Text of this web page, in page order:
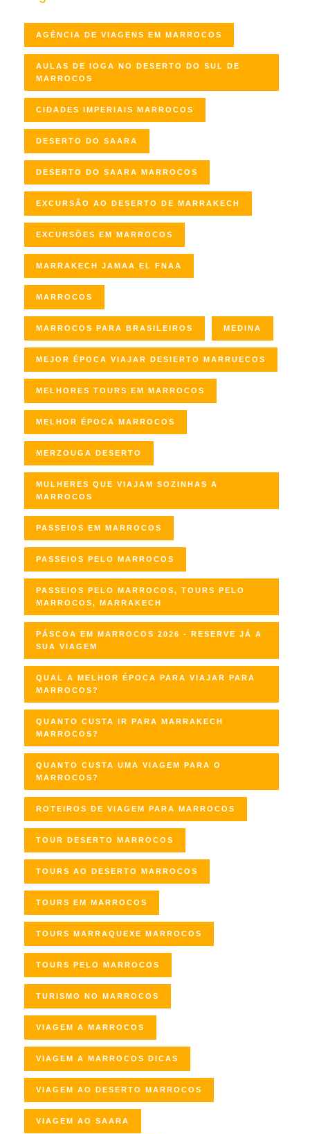
AGÊNCIA DE VIAGENS EM MARROCOS
AULAS DE IOGA NO DESERTO DO SUL DE
MARROCOS
CIDADES IMPERIAIS MARROCOS
DESERTO DO SAARA
DESERTO DO SAARA MARROCOS
EXCURSÃO AO DESERTO DE MARRAKECH
EXCURSÕES EM MARROCOS
MARRAKECH JAMAA EL FNAA
MARROCOS
MARROCOS PARA BRASILEIROS MEDINA
MEJOR ÉPOCA VIAJAR DESIERTO MARRUECOS
MELHORES TOURS EM MARROCOS
MELHOR ÉPOCA MARROCOS
MERZOUGA DESERTO
MULHERES QUE VIAJAM SOZINHAS A
MARROCOS
PASSEIOS EM MARROCOS
PASSEIOS PELO MARROCOS
PASSEIOS PELO MARROCOS, TOURS PELO
MARROCOS, MARRAKECH
PÁSCOA EM MARROCOS 2026 - RESERVE JÁ A
SUA VIAGEM
QUAL A MELHOR ÉPOCA PARA VIAJAR PARA
MARROCOS?
QUANTO CUSTA IR PARA MARRAKECH
MARROCOS?
QUANTO CUSTA UMA VIAGEM PARA O
MARROCOS?
ROTEIROS DE VIAGEM PARA MARROCOS
TOUR DESERTO MARROCOS
TOURS AO DESERTO MARROCOS
TOURS EM MARROCOS
TOURS MARRAQUEXE MARROCOS
TOURS PELO MARROCOS
TURISMO NO MARROCOS
VIAGEM A MARROCOS
VIAGEM A MARROCOS DICAS
VIAGEM AO DESERTO MARROCOS
VIAGEM AO SAARA